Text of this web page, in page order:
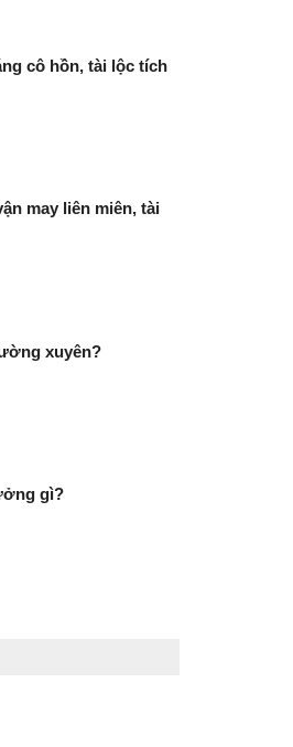
cô hồn, tài lộc tích
may liên miên, tài
xuyên?
gì?